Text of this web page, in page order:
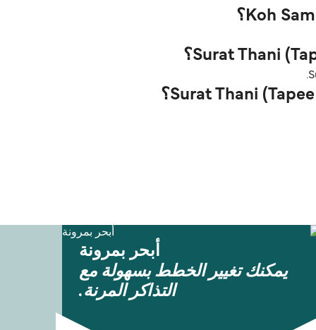
أبحر بمرونة
يمكنك تغيير الخطط بسهولة مع
التذاكر المرنة.